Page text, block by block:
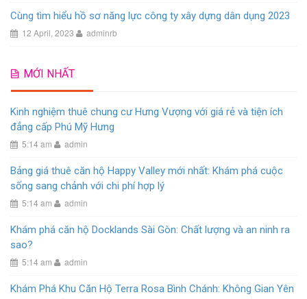
Cùng tìm hiểu hồ sơ năng lực công ty xây dựng dân dụng 2023
12 April, 2023 adminrb
MỚI NHẤT
Kinh nghiệm thuê chung cư Hưng Vượng với giá rẻ và tiện ích
đẳng cấp Phú Mỹ Hưng
5:14 am admin
Bảng giá thuê căn hộ Happy Valley mới nhất: Khám phá cuộc
sống sang chảnh với chi phí hợp lý
5:14 am admin
Khám phá căn hộ Docklands Sài Gòn: Chất lượng và an ninh ra
sao?
5:14 am admin
Khám Phá Khu Căn Hộ Terra Rosa Bình Chánh: Không Gian Yên